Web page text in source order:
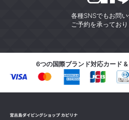
各種SNSでもお問
ご予約を承っており
6つの国際ブランド対応カード &